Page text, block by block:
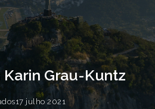
Grau-Kuntz
17 julho 2021